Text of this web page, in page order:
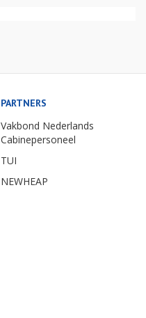
PARTNERS
Vakbond Nederlands
Cabinepersoneel
TUI
NEWHEAP